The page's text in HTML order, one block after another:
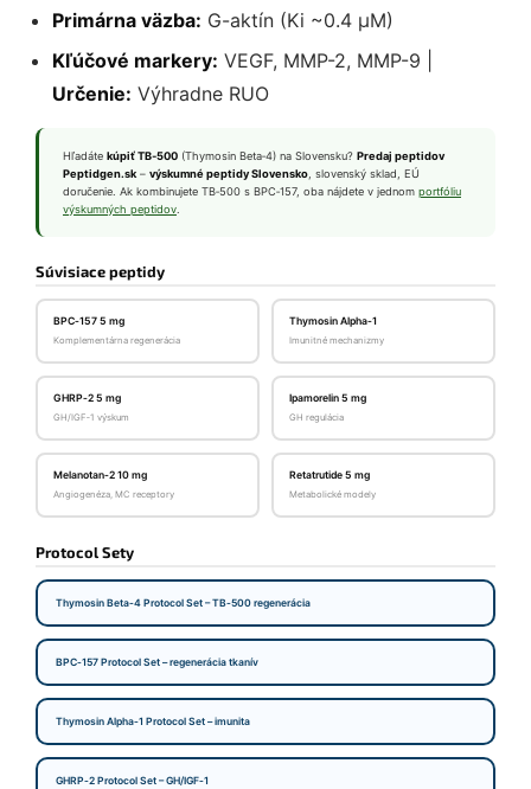
Primárna väzba: G-aktín (Ki ~0.4 μM)
Kľúčové markery: VEGF, MMP-2, MMP-9 |
Určenie: Výhradne RUO
Hľadáte kúpiť TB‑500 (Thymosin Beta‑4) na Slovensku? Predaj peptidov
Peptidgen.sk – výskumné peptidy Slovensko , slovenský sklad, EÚ
doručenie. Ak kombinujete TB‑500 s BPC‑157, oba nájdete v jednom portfóliu
výskumných peptidov
Súvisiace peptidy
BPC‑157 5 mg
Komplementárna regenerácia
Thymosin Alpha‑1
Imunitné mechanizmy
GHRP‑2 5 mg
GH/IGF‑1 výskum
Ipamorelin 5 mg
GH regulácia
Melanotan‑2 10 mg
Angiogenéza, MC receptory
Retatrutide 5 mg
Metabolické modely
Protocol Sety
Thymosin Beta‑4 Protocol Set – TB‑500 regenerácia
BPC‑157 Protocol Set – regenerácia tkanív
Thymosin Alpha‑1 Protocol Set – imunita
GHRP‑2 Protocol Set – GH/IGF‑1